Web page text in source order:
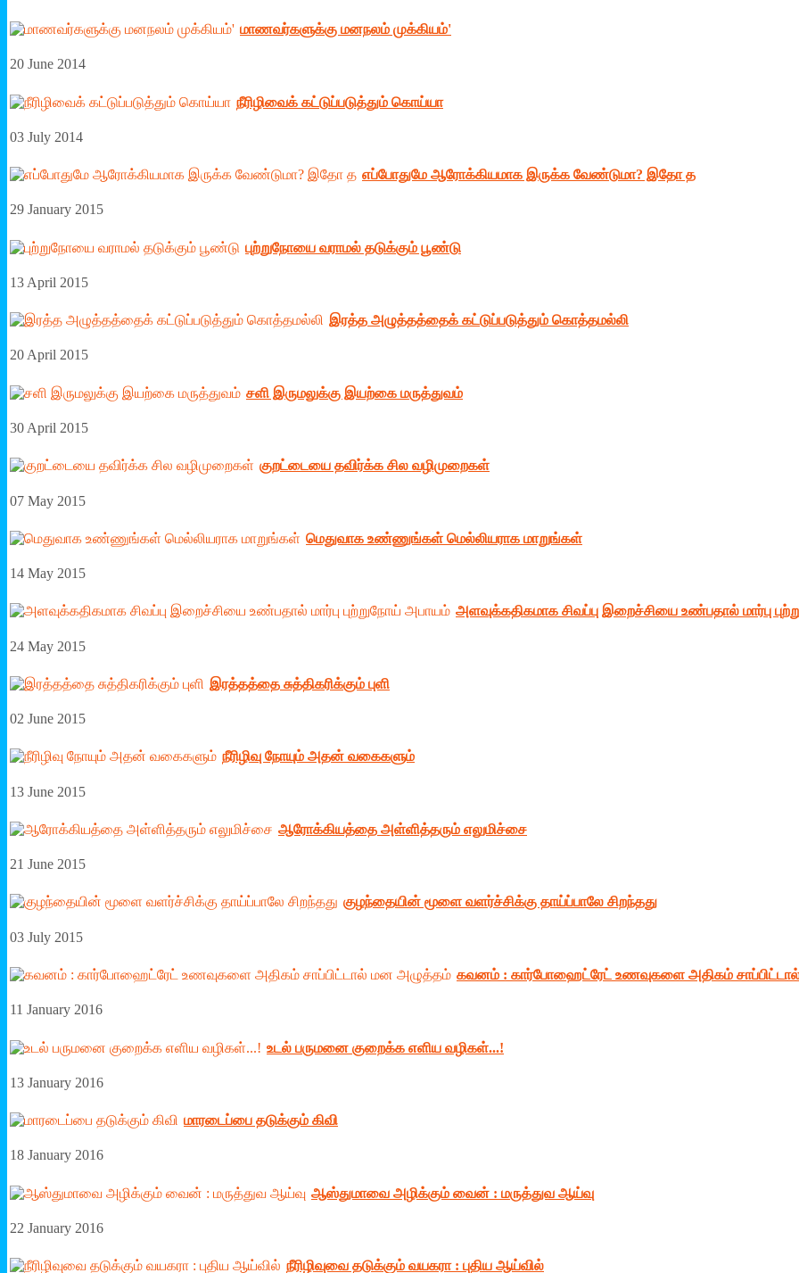
மாணவர்களுக்கு மனநலம் முக்கியம்'
20 June 2014
நீரி­ழி­வைக் ­கட்­டுப்­ப­டுத்தும் கொய்யா
03 July 2014
எப்­போ­துமே ஆரோக்­கி­யமாக இருக்க வேண்­டுமா? இதோ த
29 January 2015
புற்றுநோயை வராமல் தடுக்கும் பூண்டு
13 April 2015
இரத்த அழுத்தத்தைக் கட்டுப்படுத்தும் கொத்தமல்லி
20 April 2015
சளி இருமலுக்கு இயற்கை மருத்துவம்
30 April 2015
குறட்டையை தவிர்க்க சில வழிமுறைகள்
07 May 2015
மெதுவாக உண்ணுங்கள் மெல்லியராக மாறுங்கள்
14 May 2015
அளவுக்கதிகமாக சிவப்பு இறைச்சியை உண்பதால் மார்பு
24 May 2015
இரத்­தத்தை சுத்­தி­க­ரிக்கும் புளி
02 June 2015
நீரிழிவு நோயும் அதன் வகைகளும்
13 June 2015
ஆரோக்கியத்தை அள்ளித்தரும் எலுமிச்சை
21 June 2015
குழந்தையின் மூளை வளர்ச்சிக்கு தாய்ப்பாலே சிறந்தது
03 July 2015
கவனம் : கார்போஹைட்ரேட் உணவுகளை அதிகம்
11 January 2016
உடல் பருமனை குறைக்க எ‌ளிய வழிகள்...!
13 January 2016
மாரடைப்பை தடுக்கும் கிவி
18 January 2016
ஆஸ்துமாவை அழிக்கும் வைன் : மருத்துவ ஆய்வு
22 January 2016
நீரிழிவுவை தடுக்கும் வயகரா : புதிய ஆய்வில்